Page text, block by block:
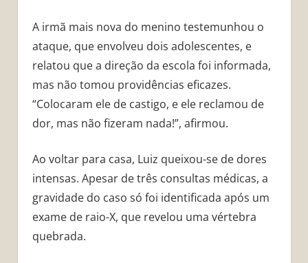
A irmã mais nova do menino testemunhou o
ataque, que envolveu dois adolescentes, e
relatou que a direção da escola foi informada,
mas não tomou providências eficazes.
“Colocaram ele de castigo, e ele reclamou de
dor, mas não fizeram nada!”, afirmou.
Ao voltar para casa, Luiz queixou-se de dores
intensas. Apesar de três consultas médicas, a
gravidade do caso só foi identificada após um
exame de raio-X, que revelou uma vértebra
quebrada.